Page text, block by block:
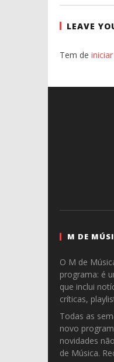
LEAVE
Tem de
M DE
O M de
programa: é
que inclui
críticas,
Todas as
novo
novidades
de Música.